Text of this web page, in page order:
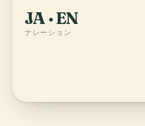
JA · EN
ナレーション